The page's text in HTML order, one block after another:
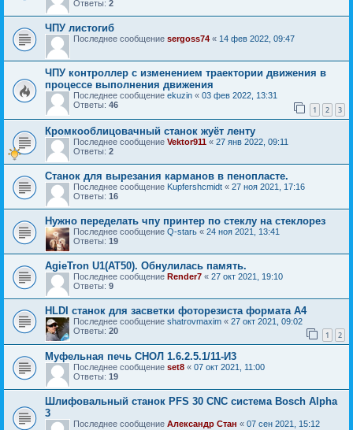
Ответы: 2
ЧПУ листогиб
Последнее сообщение sergoss74 « 14 фев 2022, 09:47
ЧПУ контроллер с изменением траектории движения в
процессе выполнения движения
Последнее сообщение ekuzin « 03 фев 2022, 13:31
Ответы: 46 1 2 3
Кромкооблицовачный станок жуёт ленту
Последнее сообщение Vektor911 « 27 янв 2022, 09:11
Ответы: 2
Станок для вырезания карманов в пенопласте.
Последнее сообщение Kupfershcmidt « 27 ноя 2021, 17:16
Ответы: 16
Нужно переделать чпу принтер по стеклу на стеклорез
Последнее сообщение Q-starь « 24 ноя 2021, 13:41
Ответы: 19
AgieTron U1(AT50). Обнулилась память.
Последнее сообщение Render7 « 27 окт 2021, 19:10
Ответы: 9
HLDI станок для засветки фоторезиста формата А4
Последнее сообщение shatrovmaxim « 27 окт 2021, 09:02
Ответы: 20 1 2
Муфельная печь СНОЛ 1.6.2.5.1/11-И3
Последнее сообщение set8 « 07 окт 2021, 11:00
Ответы: 19
Шлифовальный станок PFS 30 CNC система Bosch Alpha
3
Последнее сообщение Александр Стан « 07 сен 2021, 15:12